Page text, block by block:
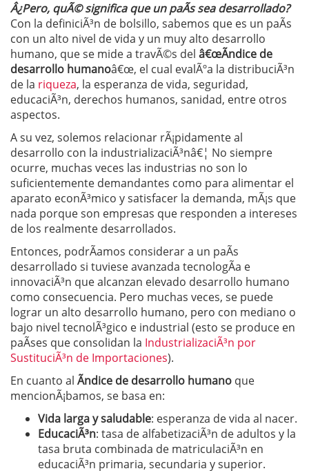
Â¿Pero, quÃ© significa que un paÃ­s sea desarrollado?
Con la definiciÃ³n de bolsillo, sabemos que es un paÃ­s
con un alto nivel de vida y un muy alto desarrollo
humano, que se mide a travÃ©s del â€œÃndice de
desarrollo humanoâ€œ, el cual evalÃºa la distribuciÃ³n
de la riqueza, la esperanza de vida, seguridad,
educaciÃ³n, derechos humanos, sanidad, entre otros
aspectos.
A su vez, solemos relacionar rÃ¡pidamente al
desarrollo con la industrializaciÃ³nâ€¦ No siempre
ocurre, muchas veces las industrias no son lo
suficientemente demandantes como para alimentar el
aparato econÃ³mico y satisfacer la demanda, mÃ¡s que
nada porque son empresas que responden a intereses
de los realmente desarrollados.
Entonces, podrÃ­amos considerar a un paÃ­s
desarrollado si tuviese avanzada tecnologÃ­a e
innovaciÃ³n que alcanzan elevado desarrollo humano
como consecuencia. Pero muchas veces, se puede
lograr un alto desarrollo humano, pero con mediano o
bajo nivel tecnolÃ³gico e industrial (esto se produce en
paÃ­ses que consolidan la IndustrializaciÃ³n por
SustituciÃ³n de Importaciones).
En cuanto al Ã­ndice de desarrollo humano que
mencionÃ¡bamos, se basa en:
Vida larga y saludable: esperanza de vida al nacer.
EducaciÃ³n: tasa de alfabetizaciÃ³n de adultos y la
tasa bruta combinada de matriculaciÃ³n en
educaciÃ³n primaria, secundaria y superior.